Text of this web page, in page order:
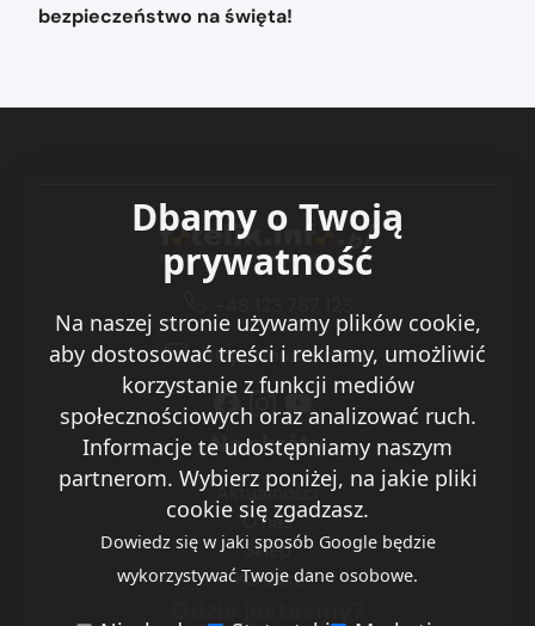
bezpieczeństwo na święta!
sklep@fotelik.info.pl
Na skróty
Aktualności
O nas
Sklep
Kontakt
Dbamy o Twoją
prywatność
Na naszej stronie używamy plików cookie,
aby dostosować treści i reklamy, umożliwić
korzystanie z funkcji mediów
społecznościowych oraz analizować ruch.
Informacje te udostępniamy naszym
partnerom. Wybierz poniżej, na jakie pliki
cookie się zgadzasz.
Dowiedz się w jaki sposób Google będzie
wykorzystywać Twoje dane osobowe.